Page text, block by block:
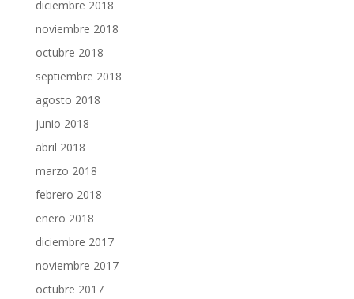
diciembre 2018
noviembre 2018
octubre 2018
septiembre 2018
agosto 2018
junio 2018
abril 2018
marzo 2018
febrero 2018
enero 2018
diciembre 2017
noviembre 2017
octubre 2017